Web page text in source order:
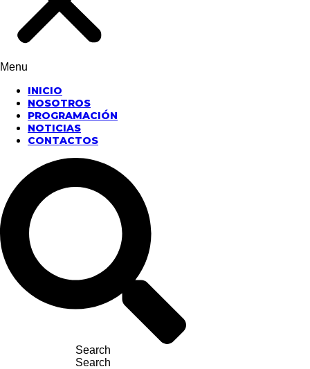
Menu
INICIO
NOSOTROS
PROGRAMACIÓN
NOTICIAS
CONTACTOS
Search
Search